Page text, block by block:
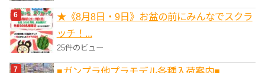
★《8月8日・9日》お盆の前にみんなでスクラ
ッチ！...
25件のビュー